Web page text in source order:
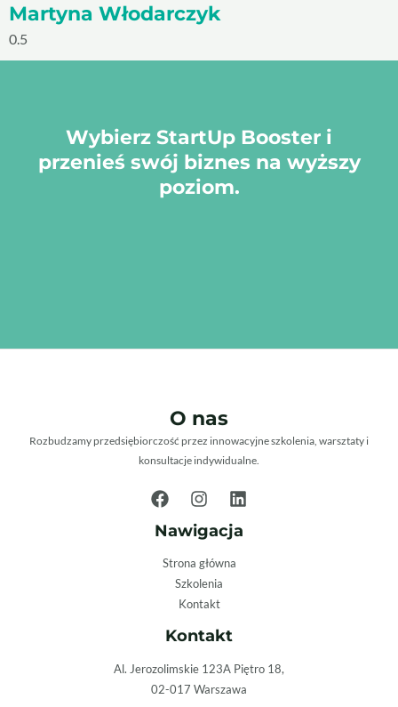
Martyna Włodarczyk
Wybierz StartUp Booster i
przenieś swój biznes na wyższy
poziom.
O nas
Rozbudzamy przedsiębiorczość przez innowacyjne szkolenia, warsztaty i
konsultacje indywidualne.
Nawigacja
Strona główna
Szkolenia
Kontakt
Kontakt
Al. Jerozolimskie 123A Piętro 18,
02-017 Warszawa